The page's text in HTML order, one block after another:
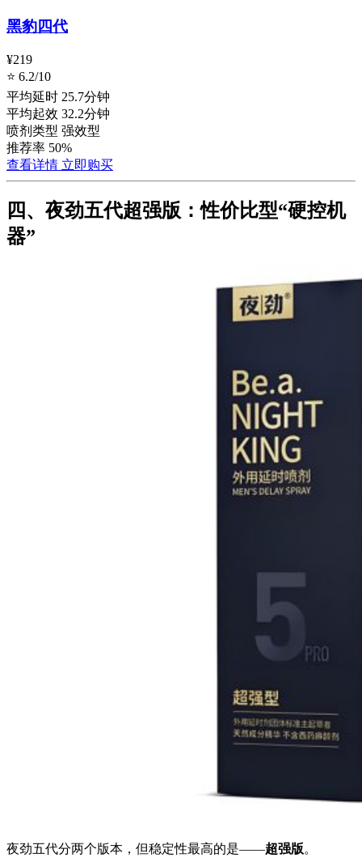
黑豹四代
¥219
⭐ 6.2/10
平均延时 25.7分钟
平均起效 32.2分钟
喷剂类型 强效型
推荐率 50%
查看详情 立即购买
四、夜劲五代超强版：性价比型“硬控机
器”
夜劲五代分两个版本，但稳定性最高的是——超强版。